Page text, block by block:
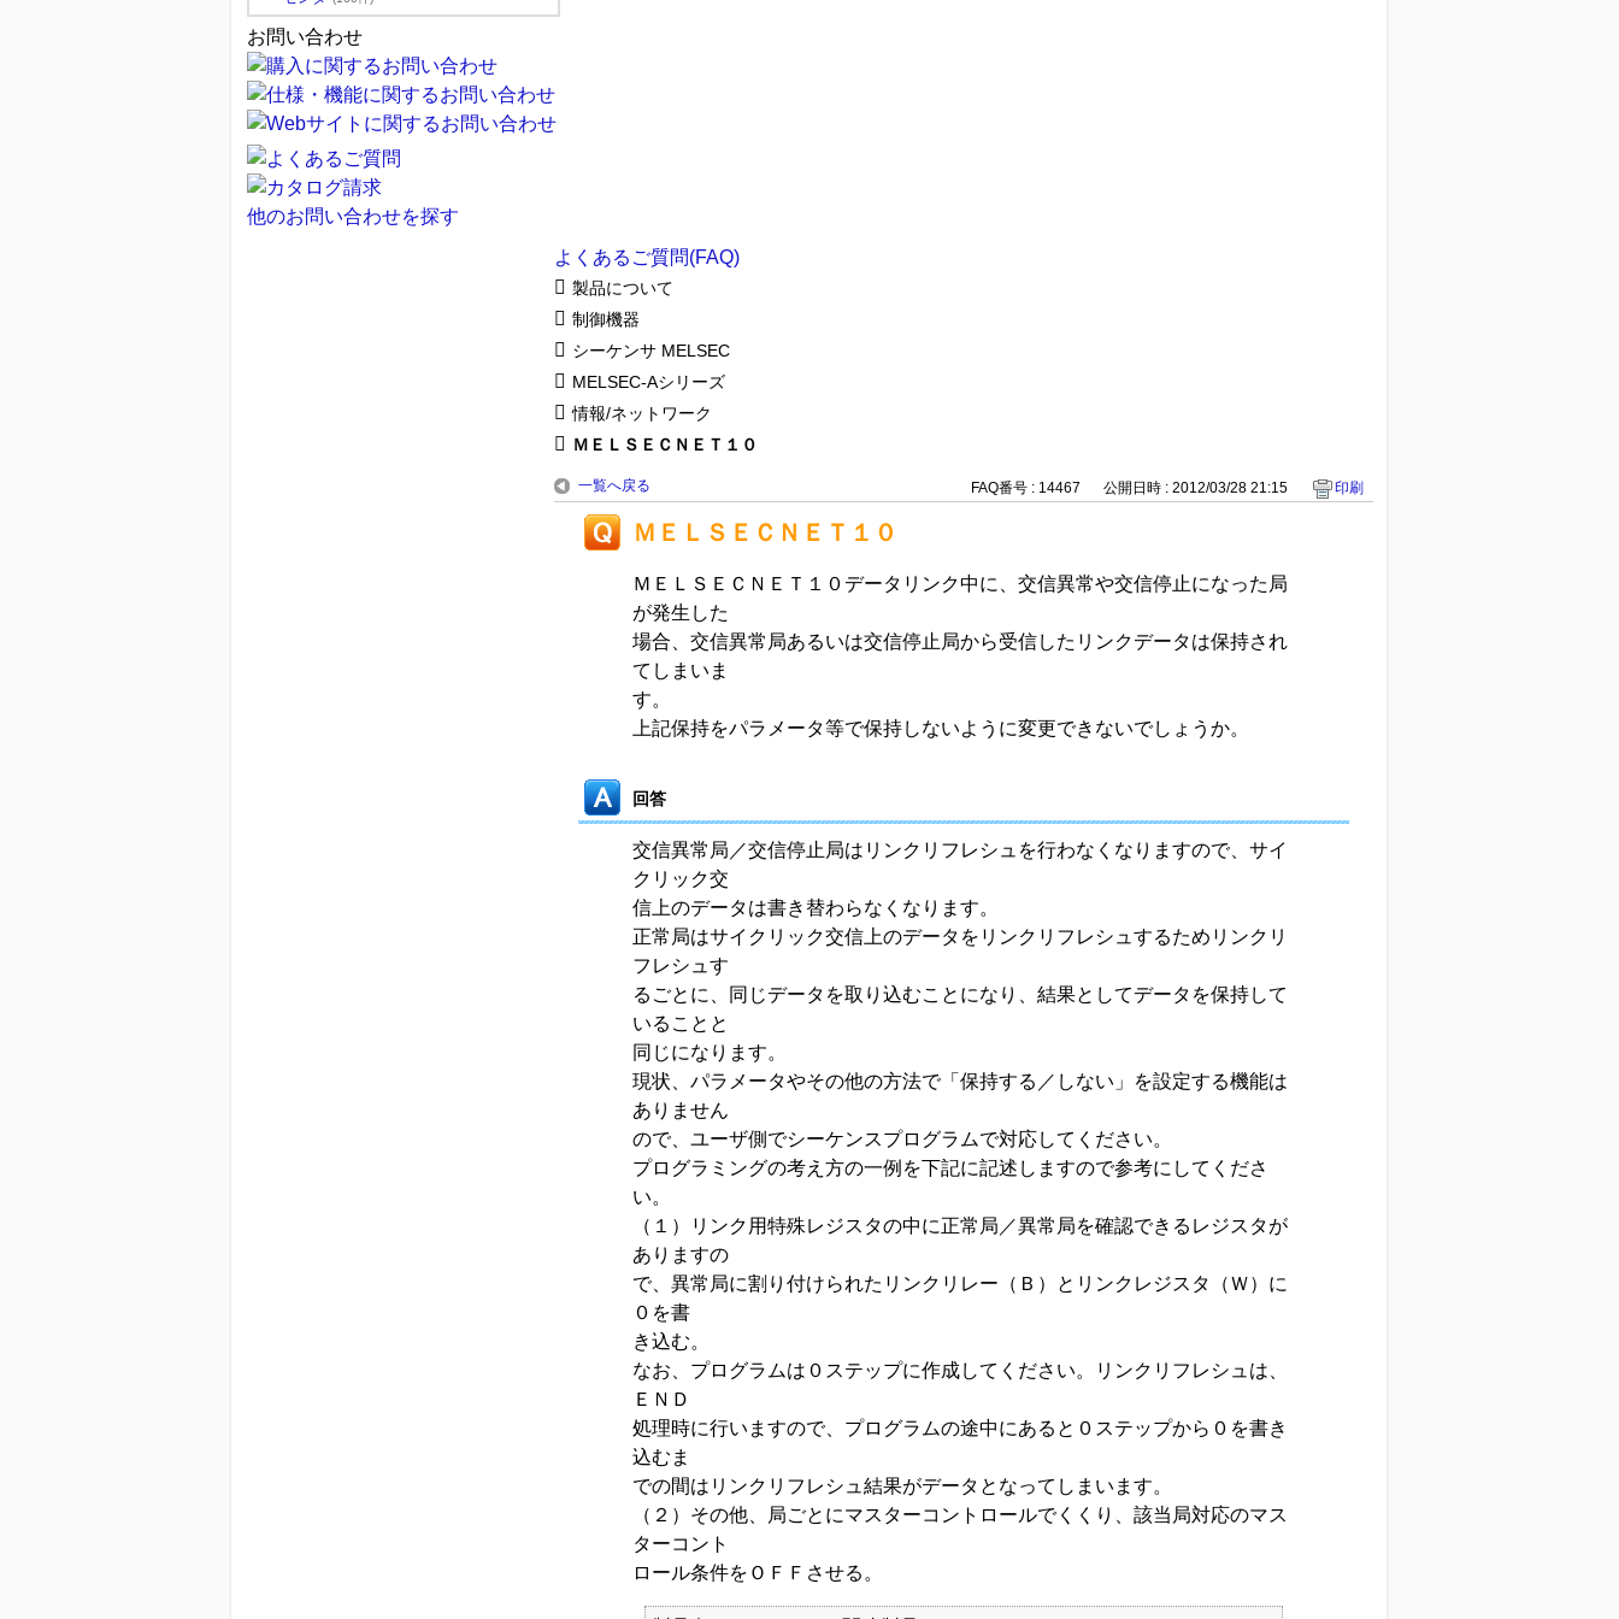
お問い合わせ
他のお問い合わせを探す
よくあるご質問(FAQ)
製品について
制御機器
シーケンサ MELSEC
MELSEC-Aシリーズ
情報/ネットワーク
ＭＥＬＳＥＣＮＥＴ１０
一覧へ戻る FAQ番号 : 14467 公開日時 : 2012/03/28 21:15 印刷
ＭＥＬＳＥＣＮＥＴ１０
ＭＥＬＳＥＣＮＥＴ１０データリンク中に、交信異常や交信停止になった局
が発生した
場合、交信異常局あるいは交信停止局から受信したリンクデータは保持され
てしまいま
す。
上記保持をパラメータ等で保持しないように変更できないでしょうか。
回答
交信異常局／交信停止局はリンクリフレシュを行わなくなりますので、サイ
クリック交
信上のデータは書き替わらなくなります。
正常局はサイクリック交信上のデータをリンクリフレシュするためリンクリ
フレシュす
るごとに、同じデータを取り込むことになり、結果としてデータを保持して
いることと
同じになります。
現状、パラメータやその他の方法で「保持する／しない」を設定する機能は
ありません
ので、ユーザ側でシーケンスプログラムで対応してください。
プログラミングの考え方の一例を下記に記述しますので参考にしてくださ
い。
（１）リンク用特殊レジスタの中に正常局／異常局を確認できるレジスタが
ありますの
で、異常局に割り付けられたリンクリレー（Ｂ）とリンクレジスタ（Ｗ）に
０を書
き込む。
なお、プログラムは０ステップに作成してください。リンクリフレシュは、
ＥＮＤ
処理時に行いますので、プログラムの途中にあると０ステップから０を書き
込むま
での間はリンクリフレシュ結果がデータとなってしまいます。
（２）その他、局ごとにマスターコントロールでくくり、該当局対応のマス
ターコント
ロール条件をＯＦＦさせる。